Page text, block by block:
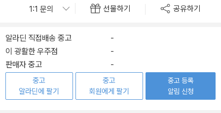
선물하기 공유하기
알라딘 직접배송 중고
-
이 광활한 우주점
-
판매자 중고
-
중고
알라딘에 팔기
중고
회원에게 팔기
중고 등록
알림 신청